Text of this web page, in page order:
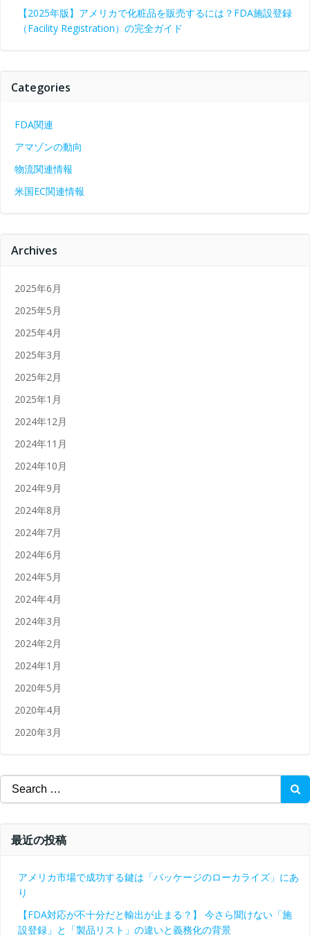
【2025年版】アメリカで化粧品を販売するには？FDA施設登録
（Facility Registration）の完全ガイド
Categories
FDA関連
アマゾンの動向
物流関連情報
米国EC関連情報
Archives
2025年6月
2025年5月
2025年4月
2025年3月
2025年2月
2025年1月
2024年12月
2024年11月
2024年10月
2024年9月
2024年8月
2024年7月
2024年6月
2024年5月
2024年4月
2024年3月
2024年2月
2024年1月
2020年5月
2020年4月
2020年3月
Search
for:
最近の投稿
アメリカ市場で成功する鍵は「パッケージのローカライズ」にあ
り
【FDA対応が不十分だと輸出が止まる？】 今さら聞けない「施
設登録」と「製品リスト」の違いと義務化の背景